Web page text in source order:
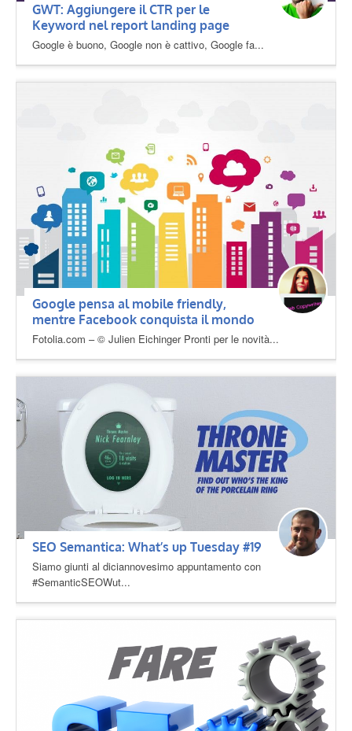
GWT: Aggiungere il CTR per le
Keyword nel report landing page
Google è buono, Google non è cattivo, Google fa...
Google pensa al mobile friendly,
mentre Facebook conquista il mondo
Fotolia.com – © Julien Eichinger Pronti per le novità...
SEO Semantica: What’s up Tuesday #19
Siamo giunti al diciannovesimo appuntamento con
#SemanticSEOWut...